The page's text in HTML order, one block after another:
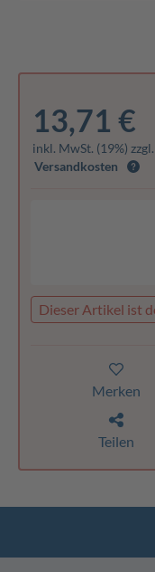
13,71 €
inkl. MwSt. (19%) zzgl.
Versandkosten
Dieser Artikel ist
Merken
Teilen